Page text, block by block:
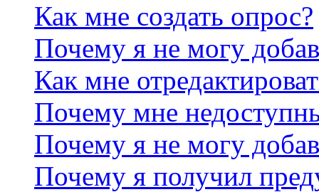
Как мне создать опрос?
Почему я не могу
Как мне
Почему мне
Почему я не могу
Почему я получил